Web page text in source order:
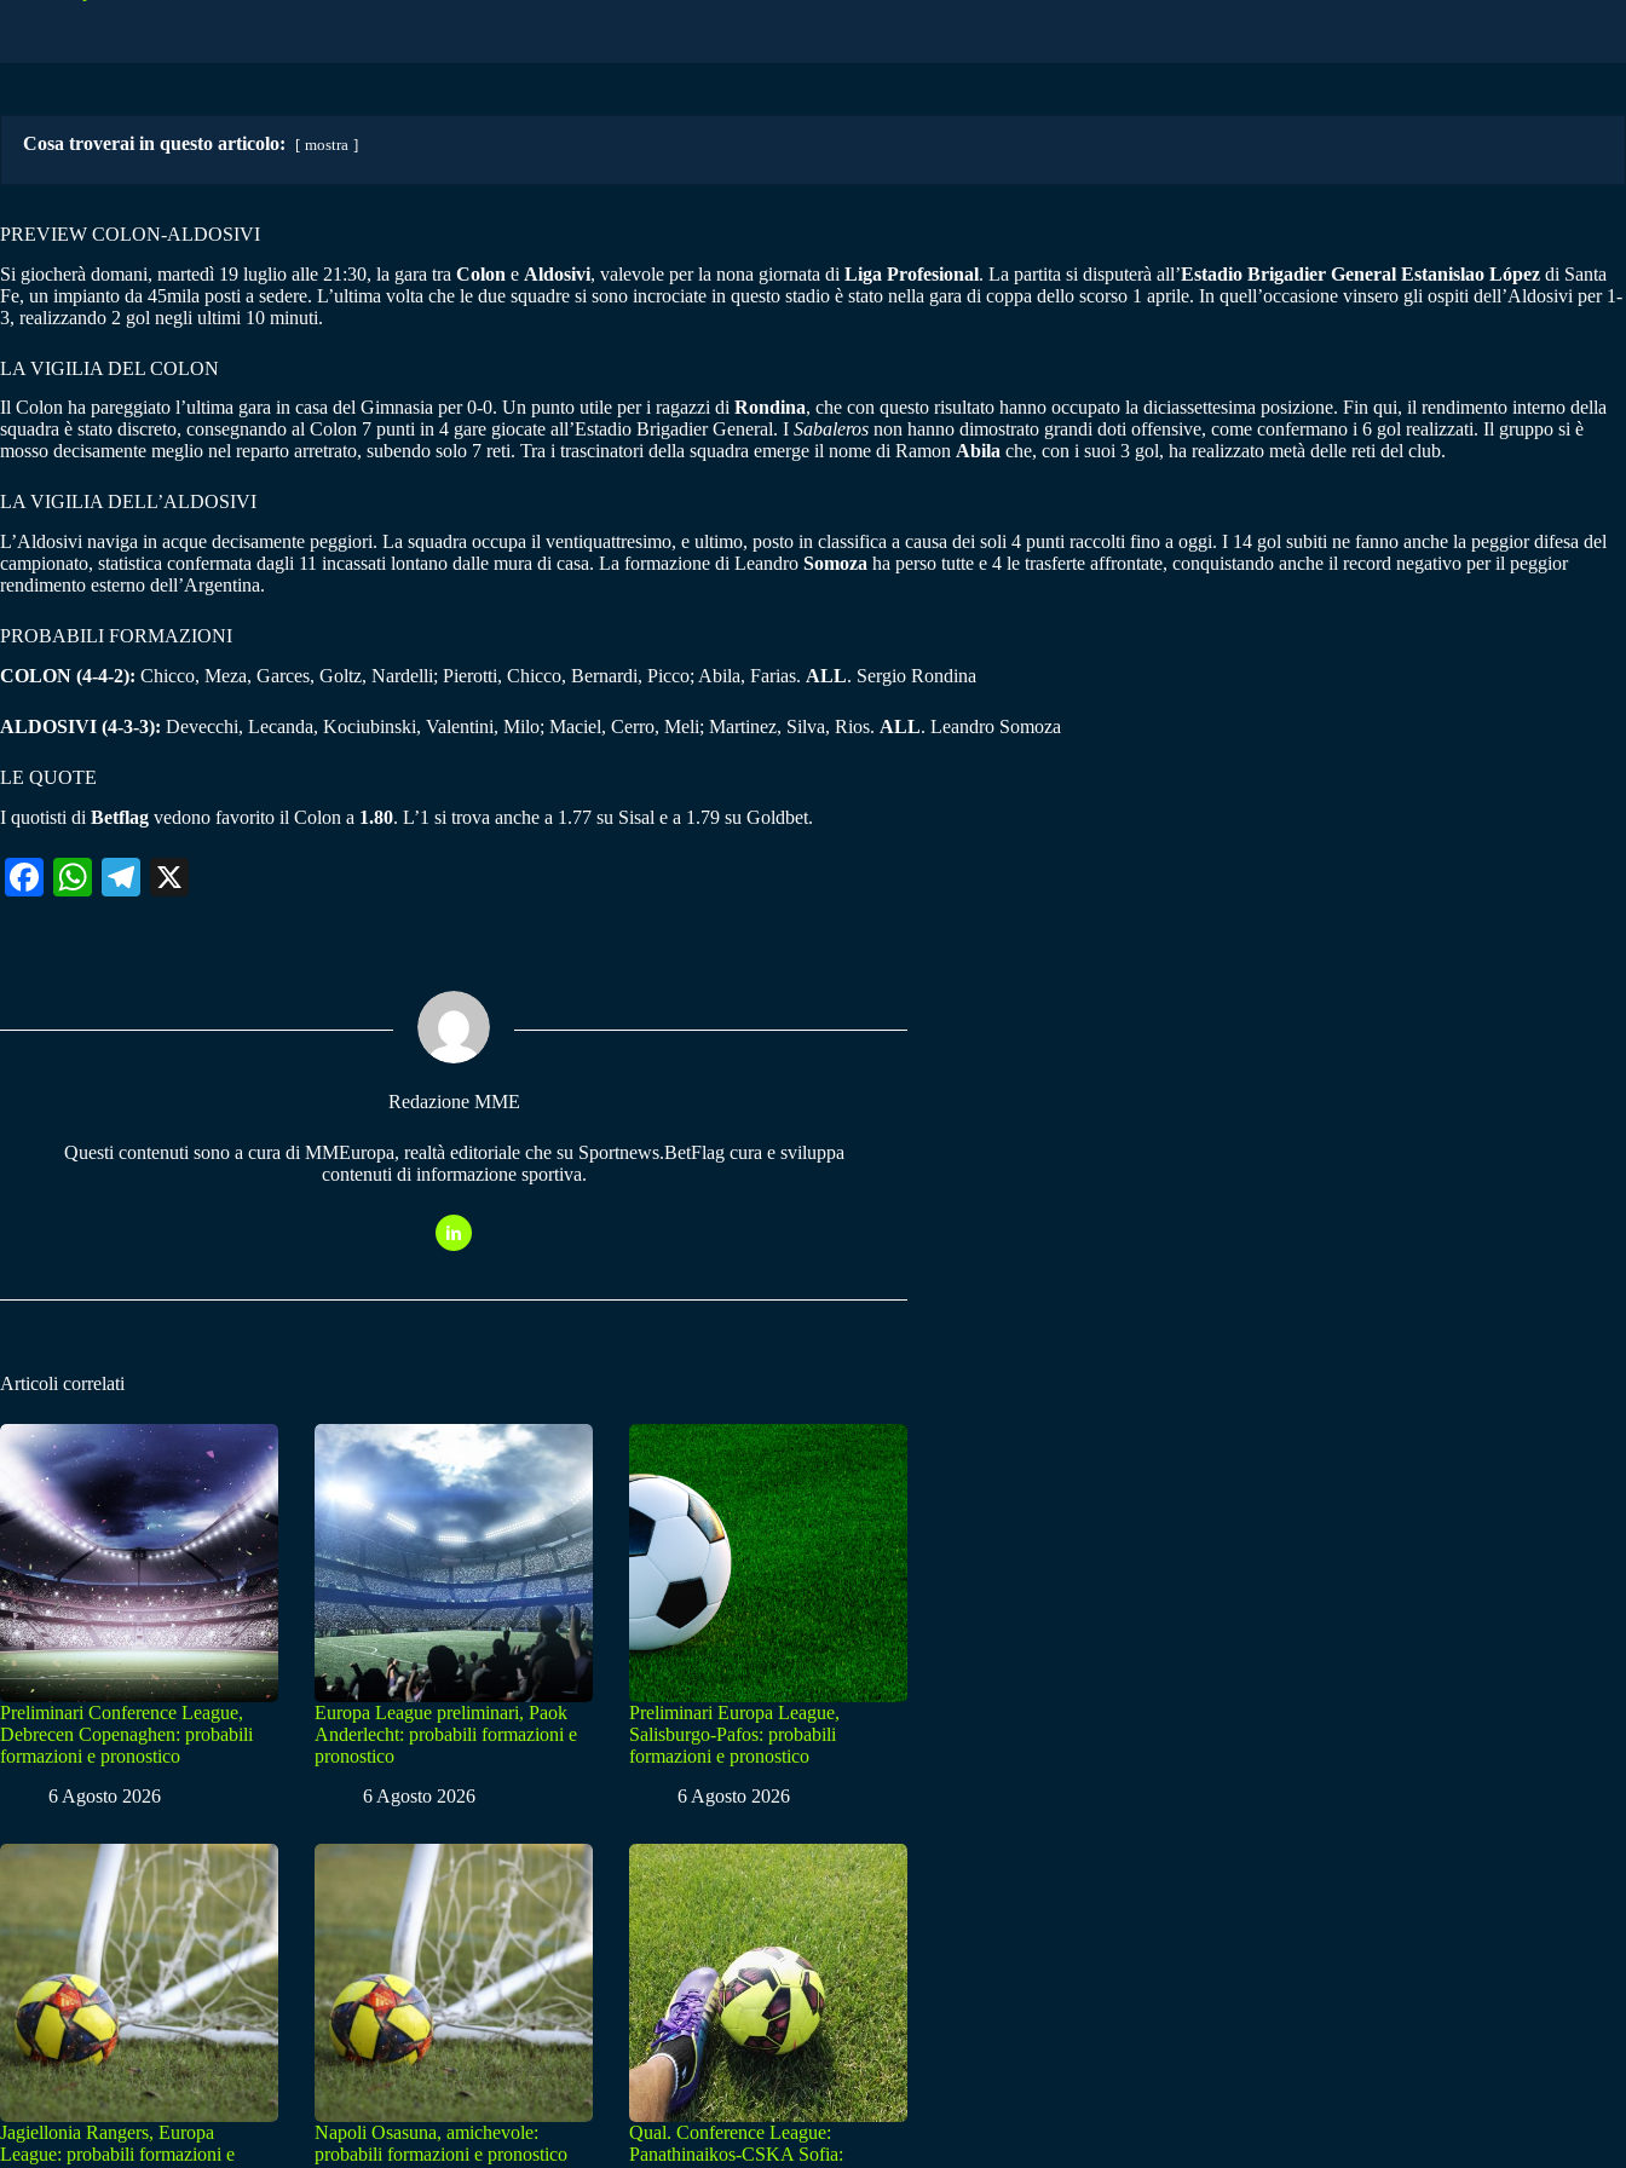
Cosa troverai in questo articolo: mostra
PREVIEW COLON-ALDOSIVI
Si giocherà domani, martedì 19 luglio alle 21:30, la gara tra Colon e Aldosivi, valevole per la nona giornata di Liga Profesional. La partita si disputerà all’Estadio Brigadier General Estanislao López di Santa
Fe, un impianto da 45mila posti a sedere. L’ultima volta che le due squadre si sono incrociate in questo stadio è stato nella gara di coppa dello scorso 1 aprile. In quell’occasione vinsero gli ospiti dell’Aldosivi per 1-
3, realizzando 2 gol negli ultimi 10 minuti.
LA VIGILIA DEL COLON
Il Colon ha pareggiato l’ultima gara in casa del Gimnasia per 0-0. Un punto utile per i ragazzi di Rondina, che con questo risultato hanno occupato la diciassettesima posizione. Fin qui, il rendimento interno della
squadra è stato discreto, consegnando al Colon 7 punti in 4 gare giocate all’Estadio Brigadier General. I Sabaleros non hanno dimostrato grandi doti offensive, come confermano i 6 gol realizzati. Il gruppo si è
mosso decisamente meglio nel reparto arretrato, subendo solo 7 reti. Tra i trascinatori della squadra emerge il nome di Ramon Abila che, con i suoi 3 gol, ha realizzato metà delle reti del club.
LA VIGILIA DELL’ALDOSIVI
L’Aldosivi naviga in acque decisamente peggiori. La squadra occupa il ventiquattresimo, e ultimo, posto in classifica a causa dei soli 4 punti raccolti fino a oggi. I 14 gol subiti ne fanno anche la peggior difesa del
campionato, statistica confermata dagli 11 incassati lontano dalle mura di casa. La formazione di Leandro Somoza ha perso tutte e 4 le trasferte affrontate, conquistando anche il record negativo per il peggior
rendimento esterno dell’Argentina.
PROBABILI FORMAZIONI
COLON (4-4-2): Chicco, Meza, Garces, Goltz, Nardelli; Pierotti, Chicco, Bernardi, Picco; Abila, Farias. ALL. Sergio Rondina
ALDOSIVI (4-3-3): Devecchi, Lecanda, Kociubinski, Valentini, Milo; Maciel, Cerro, Meli; Martinez, Silva, Rios. ALL. Leandro Somoza
LE QUOTE
I quotisti di Betflag vedono favorito il Colon a 1.80. L’1 si trova anche a 1.77 su Sisal e a 1.79 su Goldbet.
Fa W
pp
Te
m
Redazione MME
Questi contenuti sono a cura di MMEuropa, realtà editoriale che su Sportnews.BetFlag cura e sviluppa
contenuti di informazione sportiva.
Articoli correlati
Preliminari Conference League,
Debrecen Copenaghen: probabili
formazioni e pronostico
6 Agosto 2026
Europa League preliminari, Paok
Anderlecht: probabili formazioni e
pronostico
6 Agosto 2026
Preliminari Europa League,
Salisburgo-Pafos: probabili
formazioni e pronostico
6 Agosto 2026
Jagiellonia Rangers, Europa
League: probabili formazioni e
Napoli Osasuna, amichevole:
probabili formazioni e pronostico
Qual. Conference League:
Panathinaikos-CSKA Sofia: